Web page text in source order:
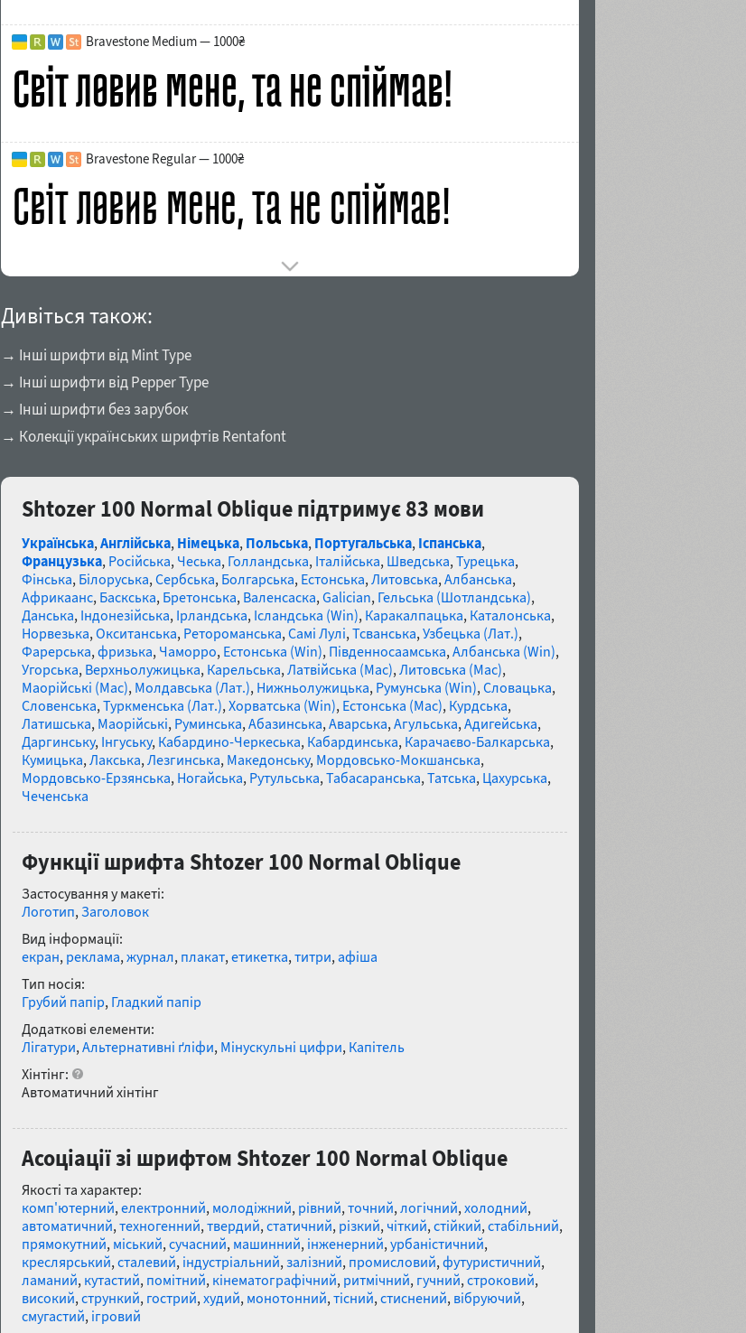
Bravestone Medium — 1000₴
Bravestone Regular — 1000₴
Дивіться також:
→ Інші шрифти від Mint Type
→ Інші шрифти від Pepper Type
→ Інші шрифти без зарубок
→ Колекції українських шрифтів Rentafont
Shtozer 100 Normal Oblique підтримує 83 мови
Українська,Англійська, Німецька, Польська, Португальська, Іспанська,
Французька, Російська, Чеська, Голландська, Італійська, Шведська,Турецька,
Фінська, Білоруська,Сербська, Болгарська, Естонська,Литовська,Албанська,
Африкаанс, Баскська, Бретонська, Валенсаска,Galician, Гельська (Шотландська),
Данська, Індонезійська, Ірландська, Ісландська (Win), Каракалпацька, Каталонська,
Норвезька,Окситанська, Ретороманська,Самі Лулі,Тсванська,Узбецька (Лат.),
Фарерська,фризька, Чаморро, Естонська (Win), Південносаамська,Албанська (Win),
Угорська, Верхньолужицька, Карельська,Латвійська (Mac),Литовська (Mac),
Маорійські (Mac), Молдавська (Лат.), Нижньолужицька, Румунська (Win),Словацька,
Словенська,Туркменська (Лат.),Хорватська (Win), Естонська (Mac), Курдська,
Латишська, Маорійські, Руминська,Абазинська,Аварська,Агульська,Адигейська,
Даргинську, Інгуську, Кабардино-Черкеська, Кабардинська, Карачаєво-Балкарська,
Кумицька,Лакська,Лезгинська, Македонську, Мордовсько-Мокшанська,
Мордовсько-Ерзянська, Ногайська, Рутульська,Табасаранська,Татська, Цахурська,
Чеченська
Функції шрифта Shtozer 100 Normal Oblique
Застосування у макеті:
Логотип,Заголовок
Вид інформації:
екран, реклама,журнал, плакат,етикетка,титри,афіша
Тип носія:
Грубий папір, Гладкий папір
Додаткові елементи:
Лігатури,Альтернативні ґліфи, Мінускульні цифри, Капітель
Хінтінг:
Автоматичний хінтінг
Асоціації зі шрифтом Shtozer 100 Normal Oblique
Якості та характер:
комп'ютерний,електронний, молодіжний, рівний,точний,логічний,холодний,
автоматичний,техногенний,твердий,статичний, різкий, чіткий,стійкий,стабільний,
прямокутний, міський,сучасний, машинний, інженерний,урбаністичний,
креслярський,сталевий, індустріальний,залізний, промисловий,футуристичний,
ламаний, кутастий, помітний, кінематографічний, ритмічний, гучний,строковий,
високий,стрункий, гострий,худий, монотонний,тісний,стиснений, вібруючий,
смугастий, ігровий